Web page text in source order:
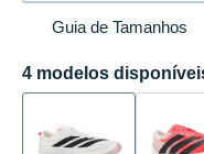
Guia de Tamanhos
4 modelos